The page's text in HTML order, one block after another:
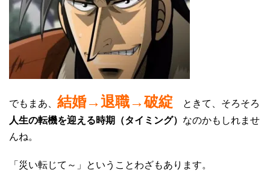
でもまあ、 結婚→退職→破綻
ときて、そろそろ
人生の転機を迎える時期（タイミング） なのかもしれませ
んね。
「災い転じて～」ということわざもあります。